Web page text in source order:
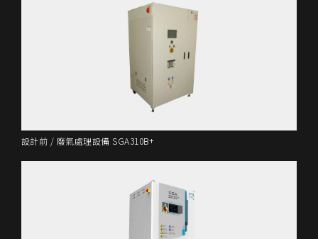
設計前 / 廢氣處理設備 SGA310B+